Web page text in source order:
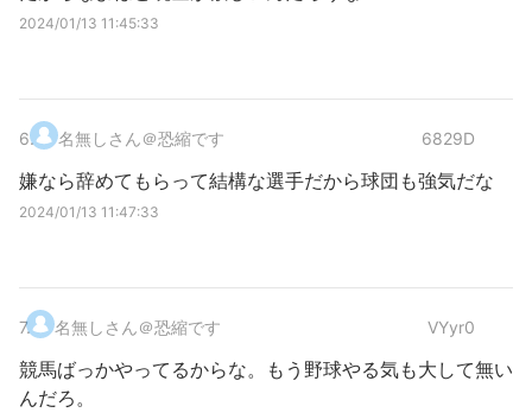
2024/01/13 11:45:33
6. 名無しさん＠恐縮です 6829D
嫌なら辞めてもらって結構な選手だから球団も強気だな
2024/01/13 11:47:33
7. 名無しさん＠恐縮です VYyr0
競馬ばっかやってるからな。もう野球やる気も大して無い
んだろ。